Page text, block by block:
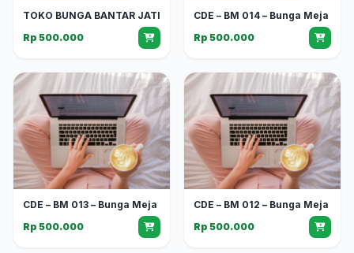
TOKO BUNGA BANTAR JATI
Rp 500.000
CDE – BM 014 – Bunga Meja
Rp 500.000
CDE – BM 013 – Bunga Meja
Rp 500.000
CDE – BM 012 – Bunga Meja
Rp 500.000